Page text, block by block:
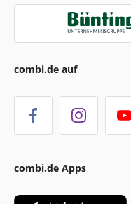
combi.de auf
combi.de Apps